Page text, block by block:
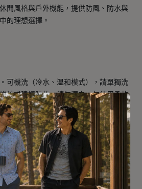
閒風格與戶外機能，提供防風、防水與
的理想選擇。
可機洗（冷水、溫和模式），請單獨洗
乾或建議晾乾。請勿漂白、勿使用柔軟
乾洗。